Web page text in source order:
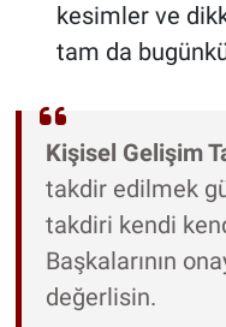
kesimler ve
tam da
Kişisel Gelişim
takdir edilmek
takdiri kendi
Başkalarının
değerlisin.